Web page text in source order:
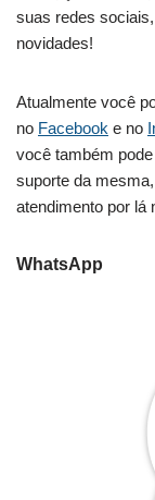
suas redes
novidades!
Atualmente você
no Facebook e no
você também
suporte da
atendimento por lá
WhatsApp